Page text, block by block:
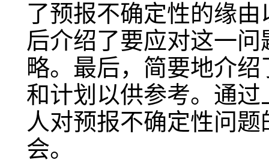
了预报不确定性的缘
后介绍了要应对这一
略。最后，简要地介
和计划以供参考。通
人对预报不确定性问
会。